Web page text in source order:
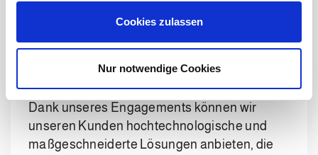
l
Cookies zulassen
Nur notwendige Cookies
unsere Lösungen auf die Handhabung neuer
Verpackungen mit unterschiedlichen
Abmessungen und Materialien vorbereiten
Leistungsstandard aufrechterhalten.
Dank unseres Engagements können wir
unseren Kunden hochtechnologische und
maßgeschneiderte Lösungen anbieten, die